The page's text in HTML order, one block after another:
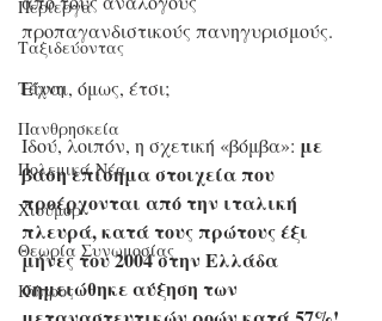
Περίεργα
Ταξιδεύοντας
Τέχνη
Πανθρησκεία
Πολεμικά Νέα
Χιούμορ
Θεωρία Συνωμοσίας
Κύπρος
προπαγανδιστικούς πανηγυρισμούς.
Είναι, όμως, έτσι;
Ιδού, λοιπόν, η σχετική «βόμβα»: με
βάση επίσημα στοιχεία που
προέρχονται από την ιταλική
πλευρά, κατά τους πρώτους έξι
μήνες του 2004 στην Ελλάδα
σημειώθηκε αύξηση των